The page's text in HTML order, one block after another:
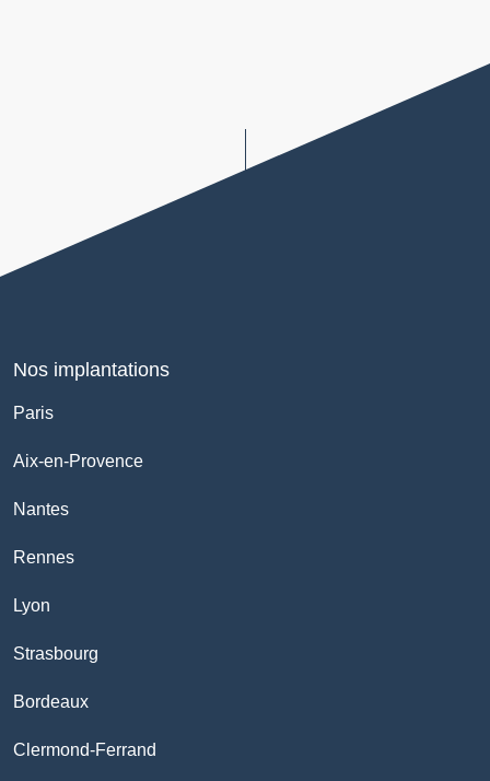
Nos implantations
Paris
Aix-en-Provence
Nantes
Rennes
Lyon
Strasbourg
Bordeaux
Clermond-Ferrand